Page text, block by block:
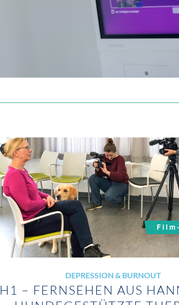
DEPRESSION & BURNOUT
H1 – FERNSEHEN AUS